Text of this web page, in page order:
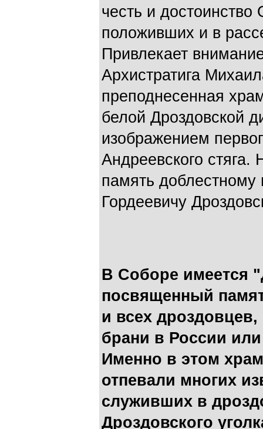
честь и достоинство
положивших и в
Привлекает
Архистратига
преподнесенная
белой Дроздовской
изображением
Андреевского
память доблестному
Гордеевичу
В Соборе имеется
посвященный
и всех
брани в России
Именно в этом
отпевали многих
служивших в
Дроздовского